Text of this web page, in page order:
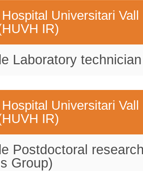
Universitari
IR)
Laboratory
Universitari
IR)
Postdoctoral
Group)